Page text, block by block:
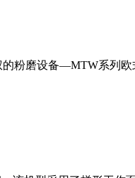
粉磨设备—MTW系列